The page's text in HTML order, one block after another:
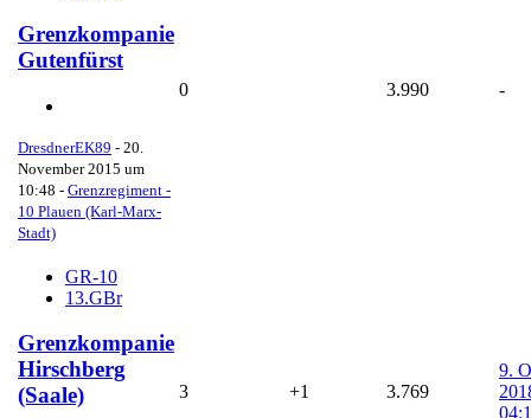
Grenzkompanie
Gutenfürst
DresdnerEK89 - 20.
November 2015 um
10:48 - Grenzregiment -
10 Plauen (Karl-Marx-
Stadt)
0 3.990 -
GR-10
13.GBr
Grenzkompanie
Hirschberg
(Saale)
3 +1 3.769
9.